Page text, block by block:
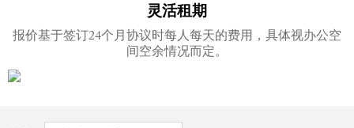
灵活租期
报价基于签订24个月协议时每人每天的费用，具体视办公空
间空余情况而定。